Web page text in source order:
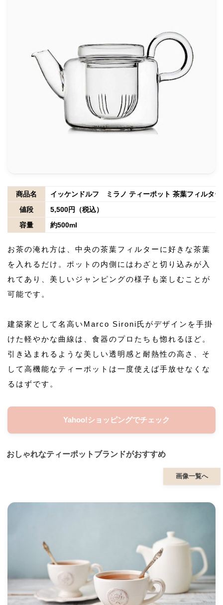
商品名
イッケンドルフ ミラノ ティーポット 茶葉フィルター
値段
5,500円（税込）
容量
約500ml
お茶の淹れ方は、中央の茶葉フィルターに好きな茶葉
を入れるだけ。ポットの内側にはわざと切り込みが入
れてあり、美しいジャンピングの様子も楽しむことが
可能です。
建築家として名高いMarco Sironi氏がデザインを手掛
けた軽やかな曲線は、食器のプロたちも惚れるほど。
引き込まれるような美しい透明感と耐熱性の高さ、そ
して高機能なティーポットは一度使えば手放せなくな
るはずです。
Yahoo!ショッピングでチェック
おしゃれなティーポットブランドがおすすめ
画像一覧へ